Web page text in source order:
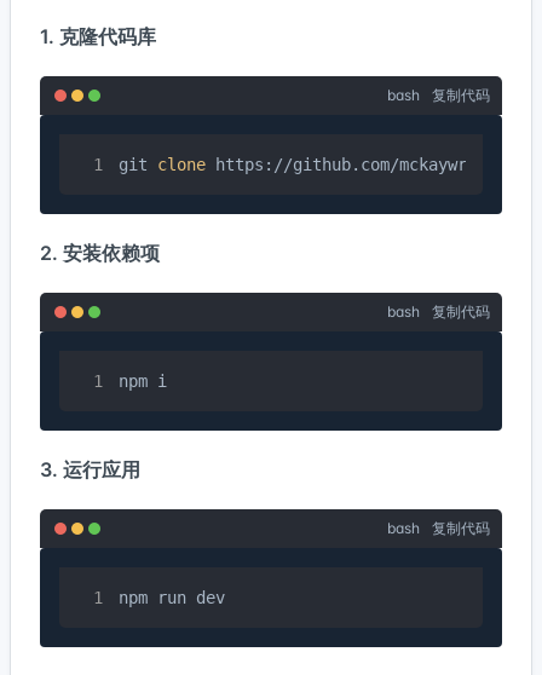
1. 克隆代码库
bash 复制代码
git clone https://github.com/
2. 安装依赖项
bash 复制代码
npm i
3. 运行应用
bash 复制代码
npm run dev